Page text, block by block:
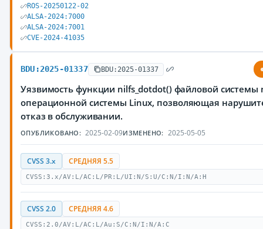
ROS-20250122-02
ALSA-2024:7000
ALSA-2024:7001
CVE-2024-41035
BDU:2025-01337 BDU:2025-01337
Уязвимость функции nilfs_dotdot() файловой системы
операционной системы Linux, позволяющая
отказ в обслуживании.
ОПУБЛИКОВАНО: 2025-02-09ИЗМЕНЕНО: 2025-05-05
CVSS 3.x СРЕДНЯЯ 5.5
CVSS:3.x/AV:L/AC:L/PR:L/UI:N/S:U/C:N/I:N/A:H
CVSS 2.0 СРЕДНЯЯ 4.6
CVSS:2.0/AV:L/AC:L/Au:S/C:N/I:N/A:C